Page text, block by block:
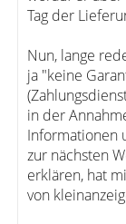
Tag der
Nun, lange
ja "keine
in der
Informationen
zur nächsten
erklären, hat
von